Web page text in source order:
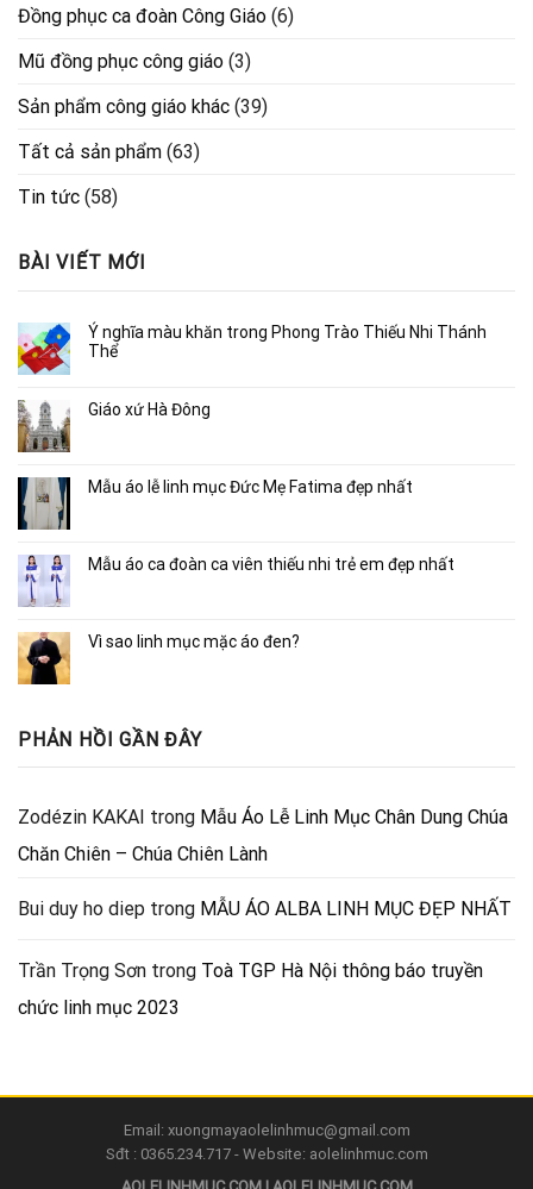
Đồng phục ca đoàn Công Giáo (6)
Mũ đồng phục công giáo (3)
Sản phẩm công giáo khác (39)
Tất cả sản phẩm (63)
Tin tức (58)
BÀI VIẾT MỚI
Ý nghĩa màu khăn trong Phong Trào Thiếu Nhi Thánh
Thể
Giáo xứ Hà Đông
Mẫu áo lễ linh mục Đức Mẹ Fatima đẹp nhất
Mẫu áo ca đoàn ca viên thiếu nhi trẻ em đẹp nhất
Vì sao linh mục mặc áo đen?
PHẢN HỒI GẦN ĐÂY
Zodézin KAKAI trong Mẫu Áo Lễ Linh Mục Chân Dung Chúa
Chăn Chiên – Chúa Chiên Lành
Bui duy ho diep trong MẪU ÁO ALBA LINH MỤC ĐẸP NHẤT
Trần Trọng Sơn trong Toà TGP Hà Nội thông báo truyền
chức linh mục 2023
Email: xuongmayaolelinhmuc@gmail.com
Sđt : 0365.234.717 - Website: aolelinhmuc.com